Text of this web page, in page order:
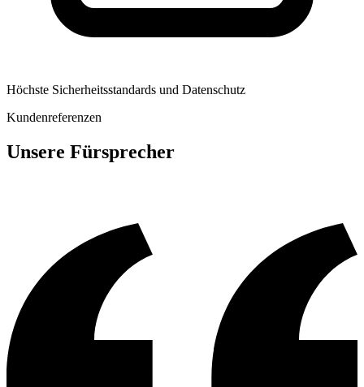
Höchste Sicherheitsstandards und Datenschutz
Kundenreferenzen
Unsere Fürsprecher